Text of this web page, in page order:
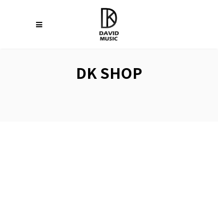
DK SHOP